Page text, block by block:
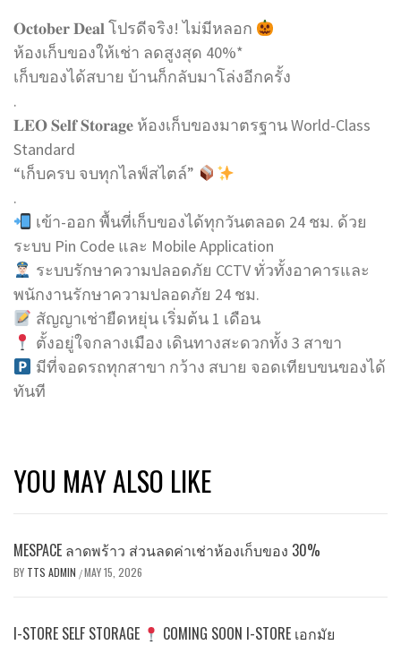
𝐎𝐜𝐭𝐨𝐛𝐞𝐫 𝐃𝐞𝐚𝐥 โปรดีจริง! ไม่มีหลอก
ห้องเก็บของให้เช่า ลดสูงสุด 40%*
เก็บของได้สบาย บ้านก็กลับมาโล่งอีกครั้ง
.
𝐋𝐄𝐎 𝐒𝐞𝐥𝐟 𝐒𝐭𝐨𝐫𝐚𝐠𝐞 ห้องเก็บของมาตรฐาน World-Class
Standard
“เก็บครบ จบทุกไลฟ์สไตล์”
.
เข้า-ออก พื้นที่เก็บของได้ทุกวันตลอด 24 ชม. ด้วย
ระบบ Pin Code และ Mobile Application
ระบบรักษาความปลอดภัย CCTV ทั่วทั้งอาคารและ
พนักงานรักษาความปลอดภัย 24 ชม.
สัญญาเช่ายืดหยุ่น เริ่มต้น 1 เดือน
ตั้งอยู่ใจกลางเมือง เดินทางสะดวกทั้ง 3 สาขา
มีที่จอดรถทุกสาขา กว้าง สบาย จอดเทียบขนของได้
ทันที
YOU MAY ALSO LIKE
MESPACE ลาดพร้าว ส่วนลดค่าเช่าห้องเก็บของ 30%
BY TTS ADMIN /MAY 15, 2026
I-STORE SELF STORAGE COMING SOON I-STORE เอกมัย